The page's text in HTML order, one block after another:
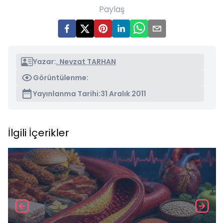
Paylaş
Yazar:. Nevzat TARHAN
Görüntülenme:
Yayınlanma Tarihi:31 Aralık 2011
İlgili İçerikler